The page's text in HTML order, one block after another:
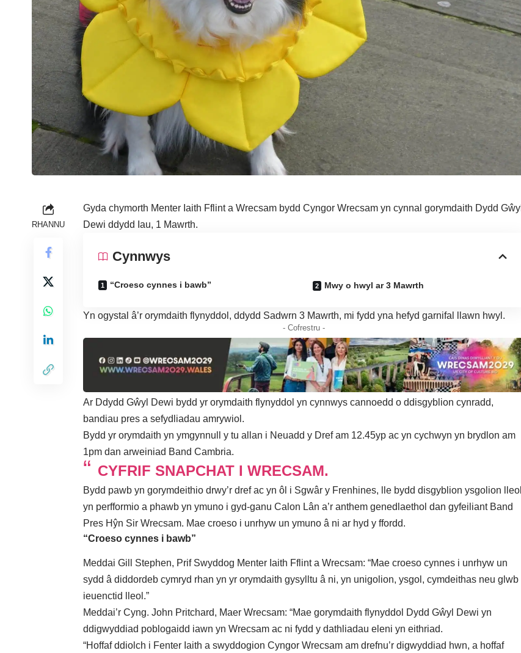
RHANNU
Gyda chymorth Menter Iaith Fflint a Wrecsam bydd Cyngor Wrecsam yn cynnal gorymdaith Dydd Gŵyl
Dewi ddydd Iau, 1 Mawrth.
Cynnwys
“Croeso cynnes i bawb” Mwy o hwyl ar 3 Mawrth
Yn ogystal â’r orymdaith flynyddol, ddydd Sadwrn 3 Mawrth, mi fydd yna hefyd garnifal llawn hwyl.
- Cofrestru -
Ar Ddydd Gŵyl Dewi bydd yr orymdaith flynyddol yn cynnwys cannoedd o ddisgyblion cynradd,
bandiau pres a sefydliadau amrywiol.
Bydd yr orymdaith yn ymgynnull y tu allan i Neuadd y Dref am 12.45yp ac yn cychwyn yn brydlon am
1pm dan arweiniad Band Cambria.
CYFRIF SNAPCHAT I WRECSAM.
Bydd pawb yn gorymdeithio drwy’r dref ac yn ôl i Sgwâr y Frenhines, lle bydd disgyblion ysgolion lleol
yn perfformio a phawb yn ymuno i gyd-ganu Calon Lân a’r anthem genedlaethol dan gyfeiliant Band
Pres Hŷn Sir Wrecsam. Mae croeso i unrhyw un ymuno â ni ar hyd y ffordd.
“Croeso cynnes i bawb”
Meddai Gill Stephen, Prif Swyddog Menter Iaith Fflint a Wrecsam: “Mae croeso cynnes i unrhyw un
sydd â diddordeb cymryd rhan yn yr orymdaith gysylltu â ni, yn unigolion, ysgol, cymdeithas neu glwb
ieuenctid lleol.”
Meddai’r Cyng. John Pritchard, Maer Wrecsam: “Mae gorymdaith flynyddol Dydd Gŵyl Dewi yn
ddigwyddiad poblogaidd iawn yn Wrecsam ac ni fydd y dathliadau eleni yn eithriad.
“Hoffaf ddiolch i Fenter Iaith a swyddogion Cyngor Wrecsam am drefnu’r digwyddiad hwn, a hoffaf